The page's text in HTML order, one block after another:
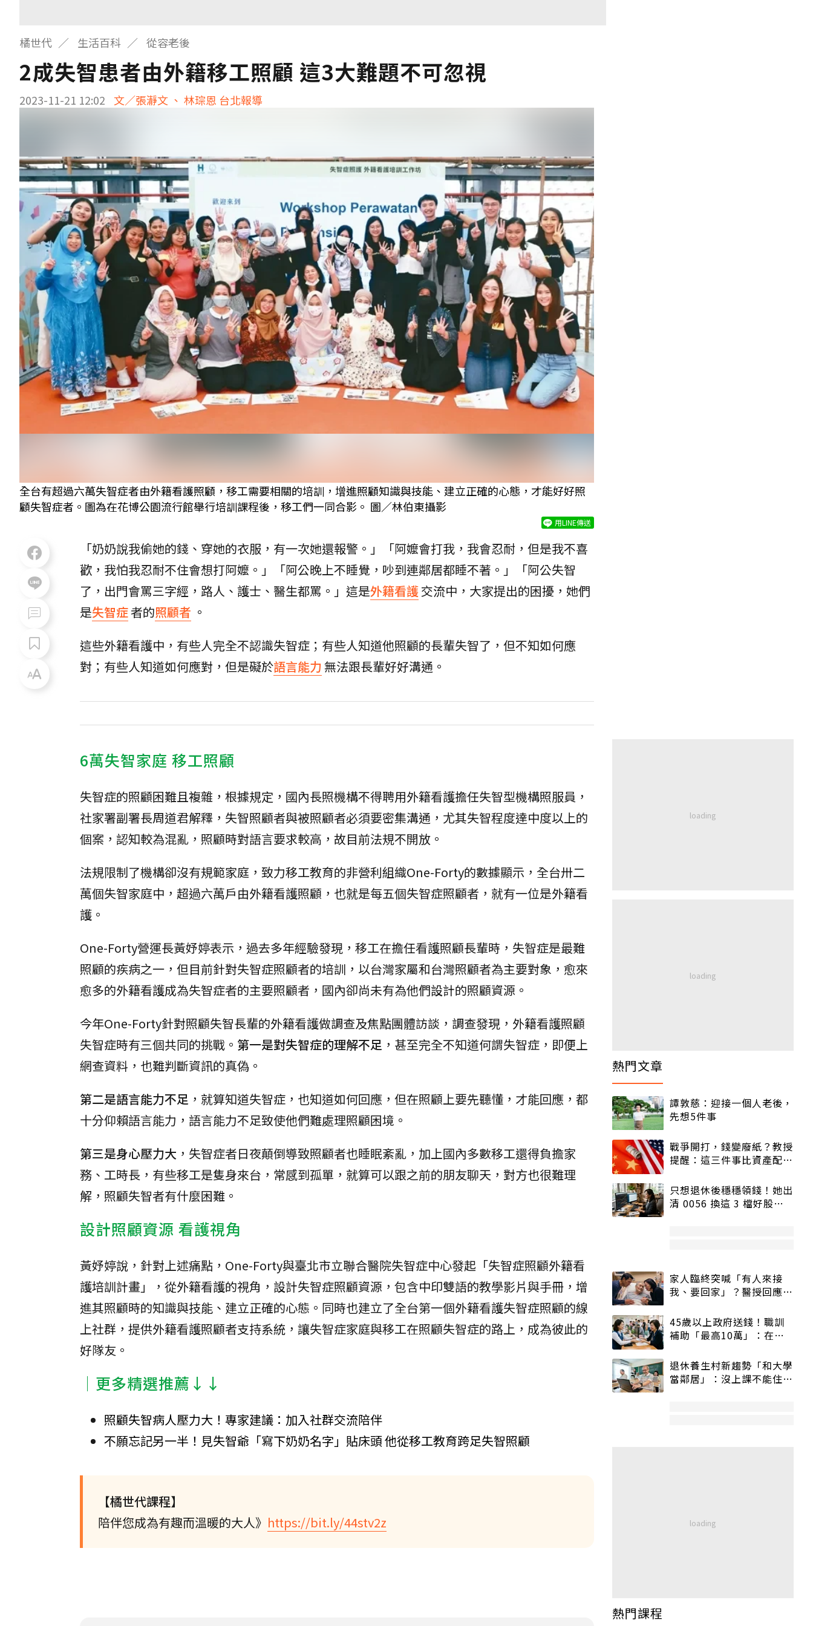
橘世代 生活百科 從容老後
2成失智患者由外籍移工照顧 這3大難題不可忽視
2023-11-21 12:02 文／張瀞文 、 林琮恩 台北報導
全台有超過六萬失智症者由外籍看護照顧，移工需要相關的培訓，增進照顧知識與技能、建立正確的心態，才能好好照
顧失智症者。圖為在花博公園流行館舉行培訓課程後，移工們一同合影。 圖／林伯東攝影
用LINE傳送
「奶奶說我偷她的錢、穿她的衣服，有一次她還報警。」「阿嬤會打我，我會忍耐，但是我不喜
歡，我怕我忍耐不住會想打阿嬤。」「阿公晚上不睡覺，吵到連鄰居都睡不著。」「阿公失智
了，出門會罵三字經，路人、護士、醫生都罵。」這是外籍看護交流中，大家提出的困擾，她們
是失智症者的照顧者 。
這些外籍看護中，有些人完全不認識失智症；有些人知道他照顧的長輩失智了，但不知如何應
對；有些人知道如何應對，但是礙於語言能力 無法跟長輩好好溝通。
6萬失智家庭 移工照顧
失智症的照顧困難且複雜，根據規定，國內長照機構不得聘用外籍看護擔任失智型機構照服員，
社家署副署長周道君解釋，失智照顧者與被照顧者必須要密集溝通，尤其失智程度達中度以上的
個案，認知較為混亂，照顧時對語言要求較高，故目前法規不開放。
法規限制了機構卻沒有規範家庭，致力移工教育的非營利組織One-Forty的數據顯示，全台卅二
萬個失智家庭中，超過六萬戶由外籍看護照顧，也就是每五個失智症照顧者，就有一位是外籍看
護。
One-Forty營運長黃妤婷表示，過去多年經驗發現，移工在擔任看護照顧長輩時，失智症是最難
照顧的疾病之一，但目前針對失智症照顧者的培訓，以台灣家屬和台灣照顧者為主要對象，愈來
愈多的外籍看護成為失智症者的主要照顧者，國內卻尚未有為他們設計的照顧資源。
今年One-Forty針對照顧失智長輩的外籍看護做調查及焦點團體訪談，調查發現，外籍看護照顧
失智症時有三個共同的挑戰。 第一是對失智症的理解不足 ，甚至完全不知道何謂失智症，即便上
網查資料，也難判斷資訊的真偽。
第二是語言能力不足 ，就算知道失智症，也知道如何回應，但在照顧上要先聽懂，才能回應，都
十分仰賴語言能力，語言能力不足致使他們難處理照顧困境。
第三是身心壓力大 ，失智症者日夜顛倒導致照顧者也睡眠紊亂，加上國內多數移工還得負擔家
務、工時長，有些移工是隻身來台，常感到孤單，就算可以跟之前的朋友聊天，對方也很難理
解，照顧失智者有什麼困難。
設計照顧資源 看護視角
黃妤婷說，針對上述痛點，One-Forty與臺北市立聯合醫院失智症中心發起「失智症照顧外籍看
護培訓計畫」，從外籍看護的視角，設計失智症照顧資源，包含中印雙語的教學影片與手冊，增
進其照顧時的知識與技能、建立正確的心態。同時也建立了全台第一個外籍看護失智症照顧的線
上社群，提供外籍看護照顧者支持系統，讓失智症家庭與移工在照顧失智症的路上，成為彼此的
好隊友。
│更多精選推薦↓↓
照顧失智病人壓力大！專家建議：加入社群交流陪伴
不願忘記另一半！見失智爺「寫下奶奶名字」貼床頭 他從移工教育跨足失智照顧
【橘世代課程】
陪伴您成為有趣而溫暖的大人》 https://bit.ly/44stv2z
熱門文章
譚敦慈：迎接一個人老後，
先想5件事
戰爭開打，錢變廢紙？教授
提醒：這三件事比資產配置
只想退休後穩穩領錢！她出
清 0056 換這 3 檔好股：
家人臨終突喊「有人來接
我、要回家」？醫授回應方
45歲以上政府送錢！職訓
補助「最高10萬」：在
退休養生村新趨勢「和大學
當鄰居」：沒上課不能住、
熱門課程